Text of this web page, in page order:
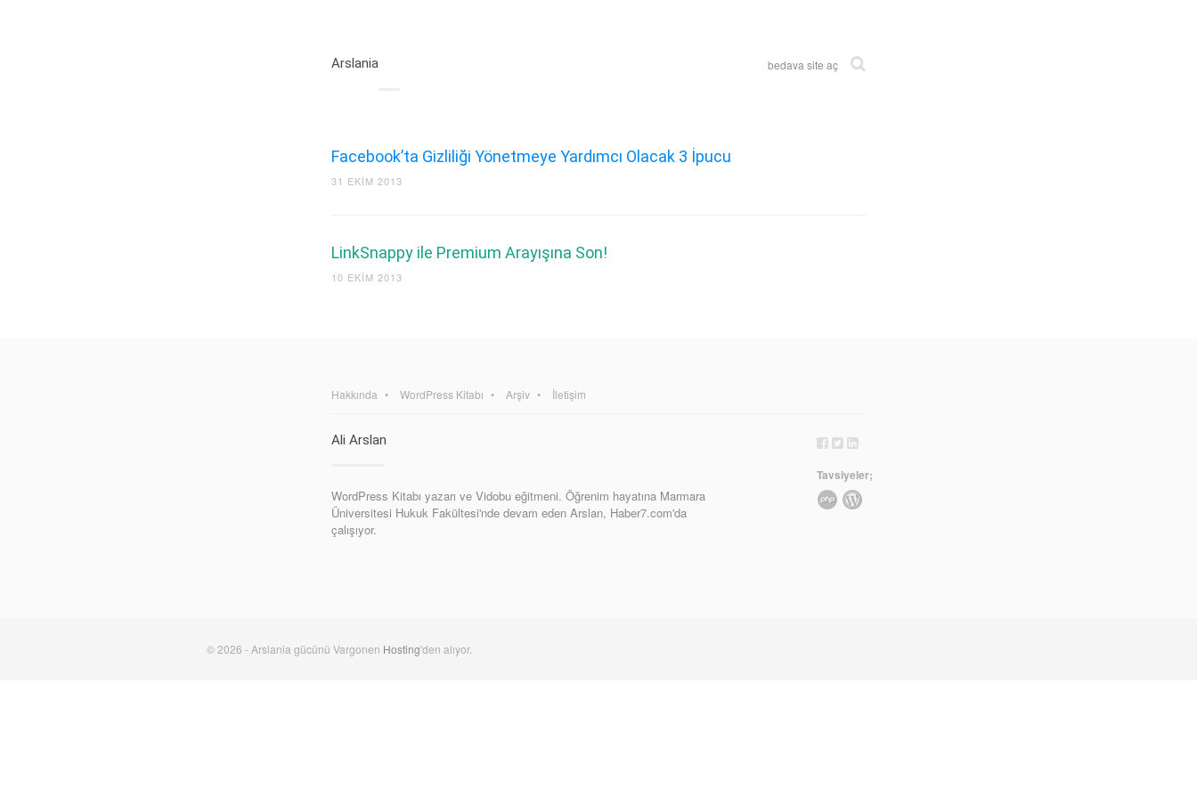
Arslania bedava site aç
Facebook’ta Gizliliği Yönetmeye Yardımcı Olacak 3 İpucu
31 EKIM 2013
LinkSnappy ile Premium Arayışına Son!
10 EKIM 2013
Hakkında WordPress Kitabı Arşiv İletişim
Ali Arslan
WordPress Kitabı yazarı ve Vidobu eğitmeni. Öğrenim hayatına Marmara
Üniversitesi Hukuk Fakültesi'nde devam eden Arslan, Haber7.com'da
çalışıyor.
Tavsiyeler;
© 2026 - Arslania gücünü Vargonen Hosting'den alıyor.